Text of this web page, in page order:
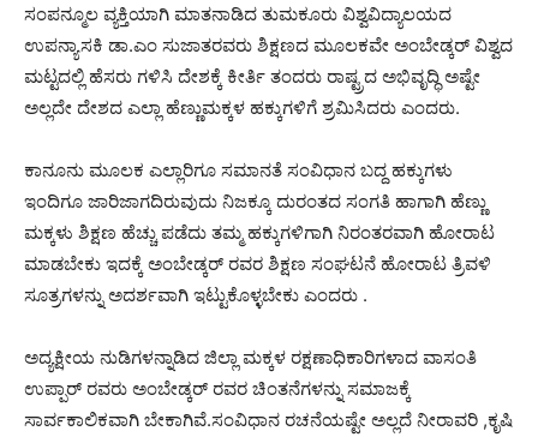
ಸಂಪನ್ಮೂಲ ವ್ಯಕ್ತಿಯಾಗಿ ಮಾತನಾಡಿದ ತುಮಕೂರು ವಿಶ್ವವಿದ್ಯಾಲಯದ
ಉಪನ್ಯಾಸಕಿ ಡಾ.ಎಂ ಸುಜಾತರವರು ಶಿಕ್ಷಣದ ಮೂಲಕವೇ ಅಂಬೇಡ್ಕರ್ ವಿಶ್ವದ
ಮಟ್ಟದಲ್ಲಿ ಹೆಸರು ಗಳಿಸಿ ದೇಶಕ್ಕೆ ಕೀರ್ತಿ ತಂದರು ರಾಷ್ಟ್ರದ ಅಭಿವೃದ್ಧಿ ಅಷ್ಟೇ
ಅಲ್ಲದೇ ದೇಶದ ಎಲ್ಲಾ ಹೆಣ್ಣುಮಕ್ಕಳ ಹಕ್ಕುಗಳಿಗೆ ಶ್ರಮಿಸಿದರು ಎಂದರು.
ಕಾನೂನು ಮೂಲಕ ಎಲ್ಲಾರಿಗೂ ಸಮಾನತೆ ಸಂವಿಧಾನ ಬದ್ದ ಹಕ್ಕುಗಳು
ಇಂದಿಗೂ ಜಾರಿಜಾಗದಿರುವುದು ನಿಜಕ್ಕೂ ದುರಂತದ ಸಂಗತಿ ಹಾಗಾಗಿ ಹೆಣ್ಣು
ಮಕ್ಕಳು ಶಿಕ್ಷಣ ಹೆಚ್ಚು ಪಡೆದು ತಮ್ಮ ಹಕ್ಕುಗಳಿಗಾಗಿ ನಿರಂತರವಾಗಿ ಹೋರಾಟ
ಮಾಡಬೇಕು ಇದಕ್ಕೆ ಅಂಬೇಡ್ಕರ್ ರವರ ಶಿಕ್ಷಣ ಸಂಘಟನೆ ಹೋರಾಟ ತ್ರಿವಳಿ
ಸೂತ್ರಗಳನ್ನು ಅದರ್ಶವಾಗಿ ಇಟ್ಟುಕೊಳ್ಳಬೇಕು ಎಂದರು .
ಅದ್ಯಕ್ಷೀಯ ನುಡಿಗಳನ್ನಾಡಿದ ಜಿಲ್ಲಾ ಮಕ್ಕಳ ರಕ್ಷಣಾಧಿಕಾರಿಗಳಾದ ವಾಸಂತಿ
ಉಪ್ಪಾರ್ ರವರು ಅಂಬೇಡ್ಕರ್ ರವರ ಚಿಂತನೆಗಳನ್ನು ಸಮಾಜಕ್ಕೆ
ಸಾರ್ವಕಾಲಿಕವಾಗಿ ಬೇಕಾಗಿವೆ.ಸಂವಿಧಾನ ರಚನೆಯಷ್ಟೇ ಅಲ್ಲದೆ ನೀರಾವರಿ ,ಕೃಷಿ